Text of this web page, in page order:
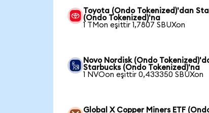
Toyota (Ondo Tokenized)'dan
(Ondo Tokenized)'na
1 TMon eşittir 1,7807 SBUXon
Novo Nordisk (Ondo
Starbucks (Ondo Tokenized)'na
1 NVOon eşittir 0,433350 SBUXon
Global X Copper Miners ETF